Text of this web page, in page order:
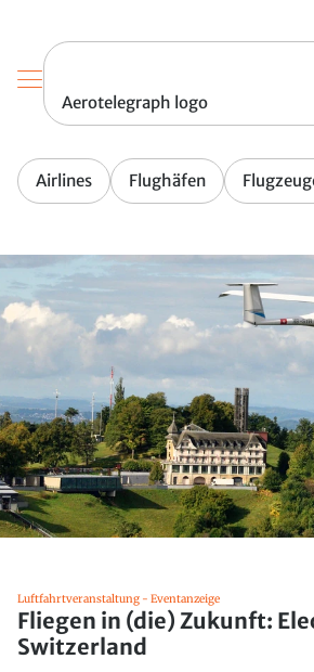
Aerotelegraph logo
Airlines Flughäfen
Luftfahrtveranstaltung - Eventanzeige
Fliegen in (die) Zukunft:
Switzerland